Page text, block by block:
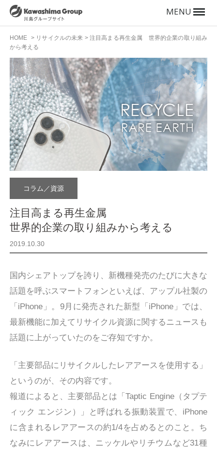
MENU
HOME > リサイクルの未来 > 注目高まる再生金属 世界的企業の取り組み
から考える
コラム／資源
注目高まる再生金属
世界的企業の取り組みから考える
2019.10.30
国内シェアトップを誇り、新機種発売のたびに大きな
話題を呼ぶスマートフォンといえば、アップル社製の
「iPhone」。9月に発売された新型「iPhone」では、
最新機能に加えてリサイクル資源に関するニュースも
話題に上がっていたのをご存知ですか。
「主要部品にリサイクルしたレアアースを使用する」
というのが、その内容です。
報道によると、主要部品とは「Taptic Engine（タプテ
ィック エンジン）」と呼ばれる振動装置で、iPhone
に含まれるレアアースの約1/4を占めるとのこと。ち
なみにレアアースは、ニッケルやリチウムなど31種